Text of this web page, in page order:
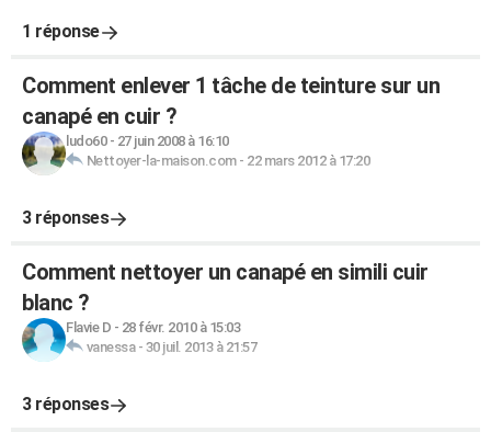
1 réponse
Comment enlever 1 tâche de teinture sur un
canapé en cuir ?
ludo60- 27 juin 2008 à 16:10
Nettoyer-la-maison.com- 22 mars 2012 à 17:20
3 réponses
Comment nettoyer un canapé en simili cuir
blanc ?
Flavie D - 28 févr. 2010 à 15:03
vanessa- 30 juil. 2013 à 21:57
3 réponses